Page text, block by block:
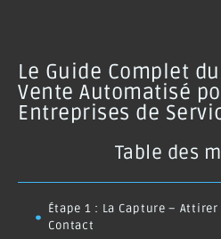
Le Guide Complet
Vente Automatisé
Entreprises de
Table des
Étape 1 : La Capture –
Contact